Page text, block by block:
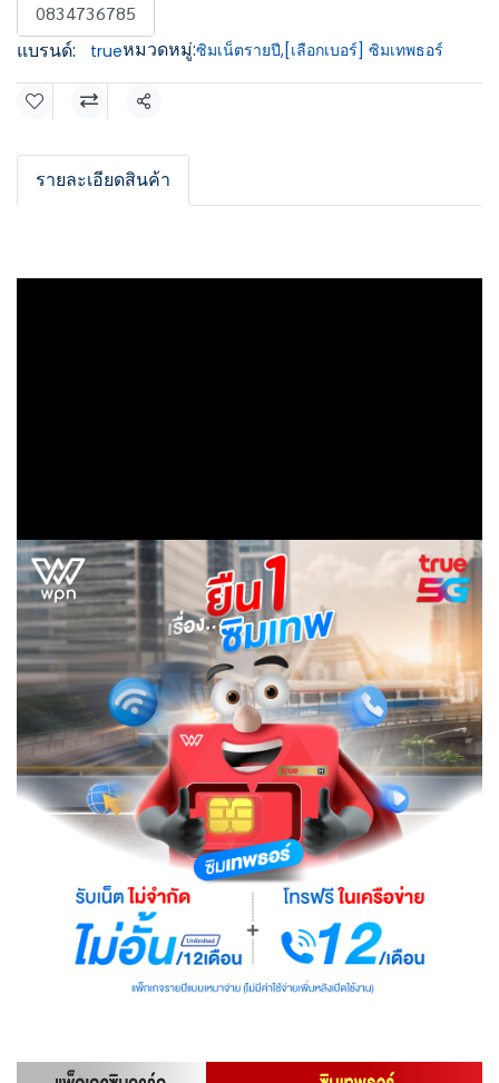
0834736785
แบรนด์: trueหมวดหมู่:ซิมเน็ตรายปี,[เลือกเบอร์] ซิมเทพธอร์
แชร์
รายละเอียดสินค้า